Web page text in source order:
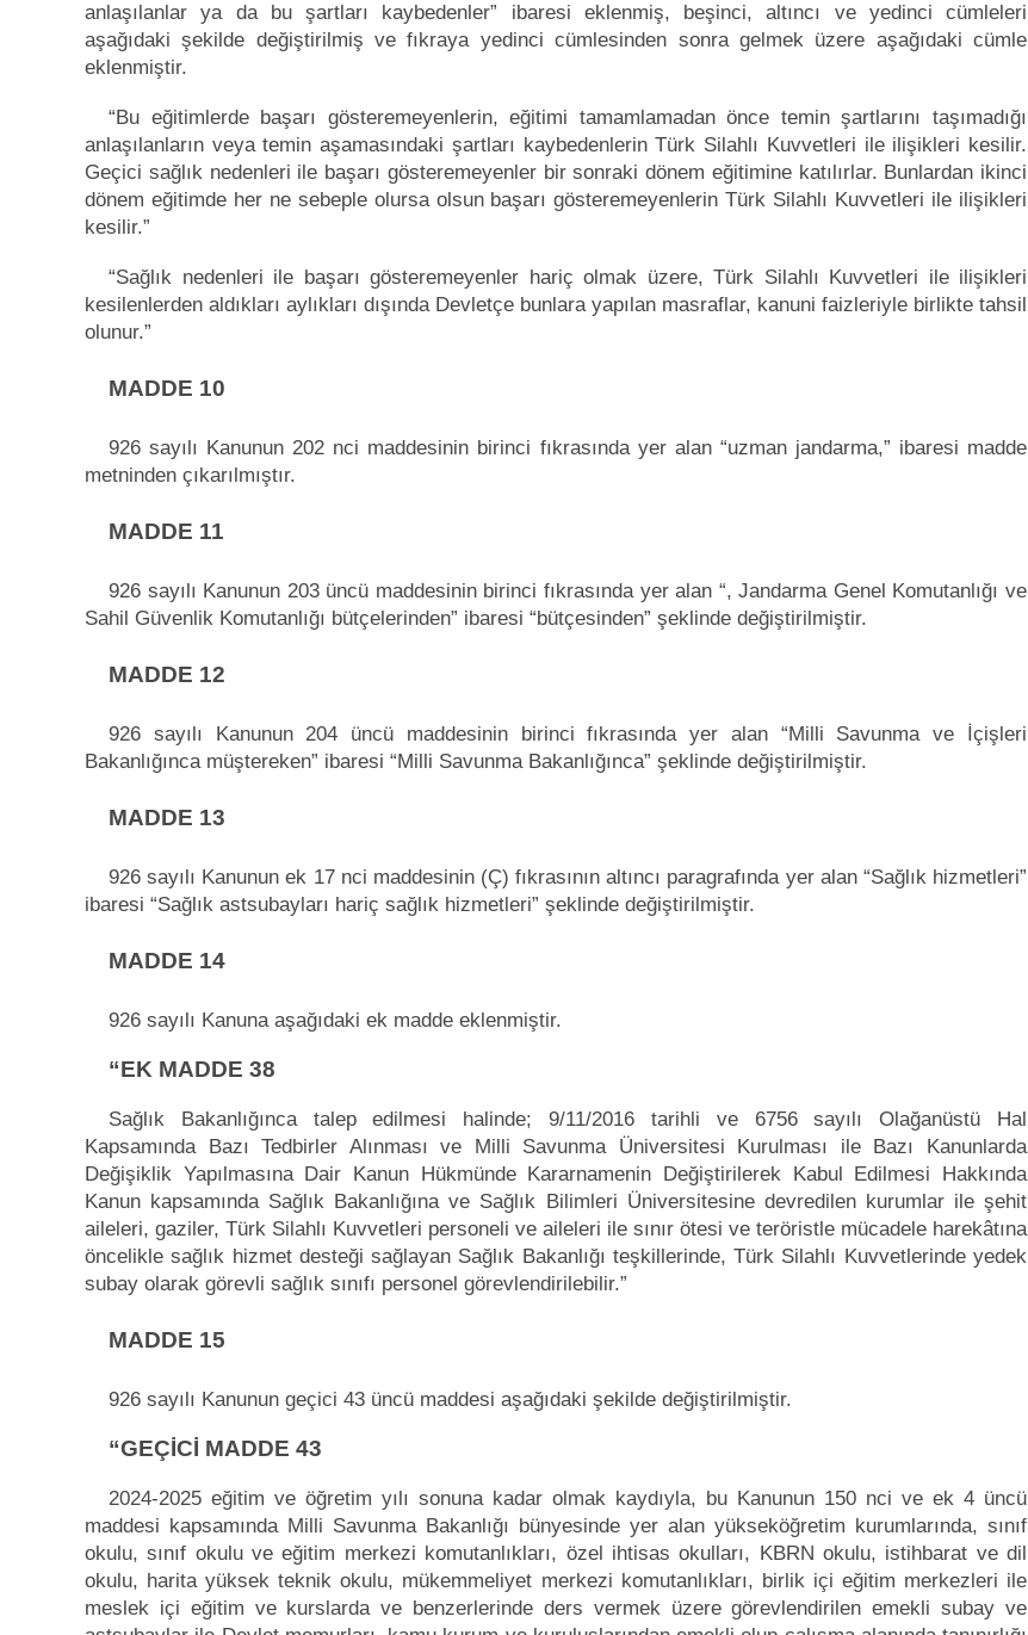
anlaşılanlar ya da bu şartları kaybedenler” ibaresi eklenmiş, beşinci, altıncı ve yedinci cümleleri
aşağıdaki şekilde değiştirilmiş ve fıkraya yedinci cümlesinden sonra gelmek üzere aşağıdaki cümle
eklenmiştir.
“Bu eğitimlerde başarı gösteremeyenlerin, eğitimi tamamlamadan önce temin şartlarını taşımadığı
anlaşılanların veya temin aşamasındaki şartları kaybedenlerin Türk Silahlı Kuvvetleri ile ilişikleri kesilir.
Geçici sağlık nedenleri ile başarı gösteremeyenler bir sonraki dönem eğitimine katılırlar. Bunlardan ikinci
dönem eğitimde her ne sebeple olursa olsun başarı gösteremeyenlerin Türk Silahlı Kuvvetleri ile ilişikleri
kesilir.”
“Sağlık nedenleri ile başarı gösteremeyenler hariç olmak üzere, Türk Silahlı Kuvvetleri ile ilişikleri
kesilenlerden aldıkları aylıkları dışında Devletçe bunlara yapılan masraflar, kanuni faizleriyle birlikte tahsil
olunur.”
MADDE 10
926 sayılı Kanunun 202 nci maddesinin birinci fıkrasında yer alan “uzman jandarma,” ibaresi madde
metninden çıkarılmıştır.
MADDE 11
926 sayılı Kanunun 203 üncü maddesinin birinci fıkrasında yer alan “, Jandarma Genel Komutanlığı ve
Sahil Güvenlik Komutanlığı bütçelerinden” ibaresi “bütçesinden” şeklinde değiştirilmiştir.
MADDE 12
926 sayılı Kanunun 204 üncü maddesinin birinci fıkrasında yer alan “Milli Savunma ve İçişleri
Bakanlığınca müştereken” ibaresi “Milli Savunma Bakanlığınca” şeklinde değiştirilmiştir.
MADDE 13
926 sayılı Kanunun ek 17 nci maddesinin (Ç) fıkrasının altıncı paragrafında yer alan “Sağlık hizmetleri”
ibaresi “Sağlık astsubayları hariç sağlık hizmetleri” şeklinde değiştirilmiştir.
MADDE 14
926 sayılı Kanuna aşağıdaki ek madde eklenmiştir.
“EK MADDE 38
Sağlık Bakanlığınca talep edilmesi halinde; 9/11/2016 tarihli ve 6756 sayılı Olağanüstü Hal
Kapsamında Bazı Tedbirler Alınması ve Milli Savunma Üniversitesi Kurulması ile Bazı Kanunlarda
Değişiklik Yapılmasına Dair Kanun Hükmünde Kararnamenin Değiştirilerek Kabul Edilmesi Hakkında
Kanun kapsamında Sağlık Bakanlığına ve Sağlık Bilimleri Üniversitesine devredilen kurumlar ile şehit
aileleri, gaziler, Türk Silahlı Kuvvetleri personeli ve aileleri ile sınır ötesi ve teröristle mücadele harekâtına
öncelikle sağlık hizmet desteği sağlayan Sağlık Bakanlığı teşkillerinde, Türk Silahlı Kuvvetlerinde yedek
subay olarak görevli sağlık sınıfı personel görevlendirilebilir.”
MADDE 15
926 sayılı Kanunun geçici 43 üncü maddesi aşağıdaki şekilde değiştirilmiştir.
“GEÇİCİ MADDE 43
2024-2025 eğitim ve öğretim yılı sonuna kadar olmak kaydıyla, bu Kanunun 150 nci ve ek 4 üncü
maddesi kapsamında Milli Savunma Bakanlığı bünyesinde yer alan yükseköğretim kurumlarında, sınıf
okulu, sınıf okulu ve eğitim merkezi komutanlıkları, özel ihtisas okulları, KBRN okulu, istihbarat ve dil
okulu, harita yüksek teknik okulu, mükemmeliyet merkezi komutanlıkları, birlik içi eğitim merkezleri ile
meslek içi eğitim ve kurslarda ve benzerlerinde ders vermek üzere görevlendirilen emekli subay ve